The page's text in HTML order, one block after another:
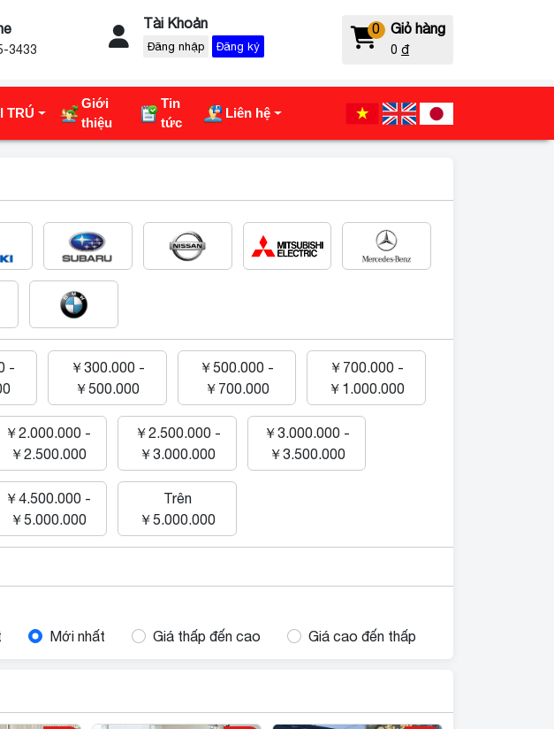
3433
Tài Khoản
Đăng nhập Đăng ký
0 Giỏ hàng
0 đ
TRÚ
Giới
thiệu
Tin
tức
Liên hệ
-
￥300.000 -
￥500.000
￥500.000 -
￥700.000
￥700.000 -
￥1.000.000
￥2.000.000 -
￥2.500.000
￥2.500.000 -
￥3.000.000
￥3.000.000 -
￥3.500.000
￥4.500.000 -
￥5.000.000
Trên
￥5.000.000
Mới nhất Giá thấp đến cao Giá cao đến thấp